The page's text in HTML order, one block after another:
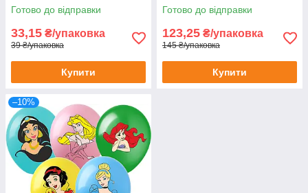
Готово до відправки
33,15 ₴/упаковка
39 ₴/упаковка
Купити
Готово до відправки
123,25 ₴/упаковка
145 ₴/упаковка
Купити
–10%